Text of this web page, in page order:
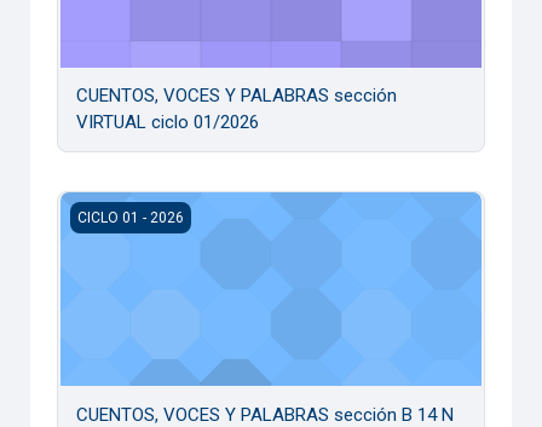
CUENTOS, VOCES Y PALABRAS sección
VIRTUAL ciclo 01/2026
CUENTOS, VOCES Y PALABRAS sección B 14 N ciclo 01/
CICLO 01 - 2026
CUENTOS, VOCES Y PALABRAS sección B 14 N